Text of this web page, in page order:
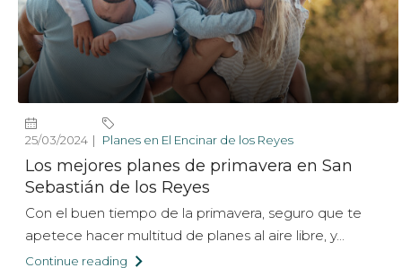
25/03/2024 Planes en El Encinar de los Reyes
Los mejores planes de primavera en San
Sebastián de los Reyes
Con el buen tiempo de la primavera, seguro que te
apetece hacer multitud de planes al aire libre, y...
Continue reading